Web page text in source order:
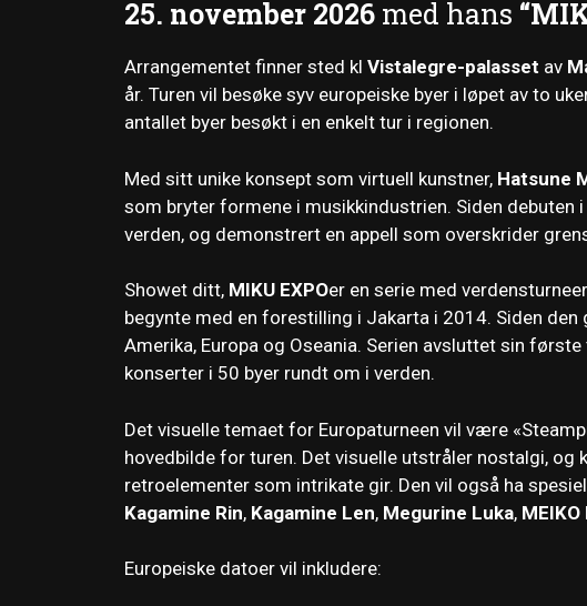
25. november 2026 med hans
Arrangementet finner sted kl Vistalegre-palasset av
år. Turen vil besøke syv europeiske byer i løpet av to
antallet byer besøkt i en enkelt tur i regionen.
Med sitt unike konsept som virtuell kunstner, Hatsune
som bryter formene i musikkindustrien. Siden
verden, og demonstrert en appell som overskrider
Showet ditt, MIKU EXPOer en serie med
begynte med en forestilling i Jakarta i 2014. Siden
Amerika, Europa og Oseania. Serien avsluttet sin
konserter i 50 byer rundt om i verden.
Det visuelle temaet for Europaturneen vil være
hovedbilde for turen. Det visuelle utstråler nostalgi,
retroelementer som intrikate gir. Den vil også ha
Kagamine Rin, Kagamine Len, Megurine Luka, MEIKO
Europeiske datoer vil inkludere: